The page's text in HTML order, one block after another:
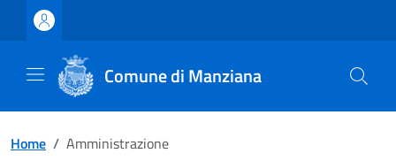
Vai ai contenuti
Vai al footer
Comune di Manziana
Home / Amministrazione